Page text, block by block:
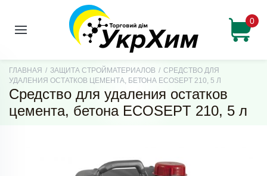
0
ГЛАВНАЯ / ЗАЩИТА СТРОЙМАТЕРИАЛОВ / СРЕДСТВО ДЛЯ
УДАЛЕНИЯ ОСТАТКОВ ЦЕМЕНТА, БЕТОНА ECOSEPT 210, 5 Л
Средство для удаления остатков
цемента, бетона ECOSEPT 210, 5 л